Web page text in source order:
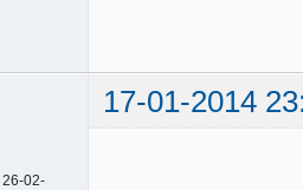
17-01-2014
26-02-